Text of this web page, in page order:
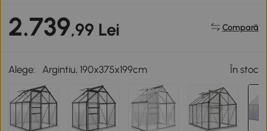
2.739,99 Lei Compară
Alege: Argintiu, 190x375x199cm În stoc